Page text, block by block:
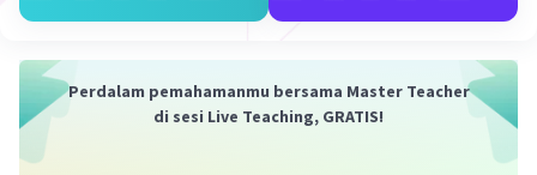
yang indah dan penuh makna dalam Islam. "Al Aziz"
pemahaman akan sifat-sifat Allah yang sempurna
Perdalam pemahamanmu bersama Master Teacher
di sesi Live Teaching, GRATIS!